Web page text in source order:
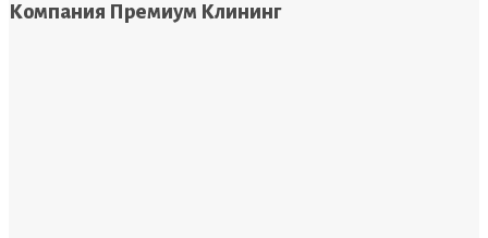
Компания Премиум Клининг